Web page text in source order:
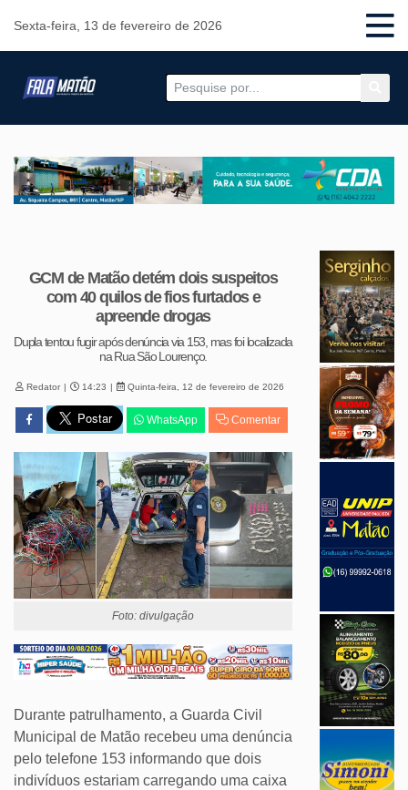
Sexta-feira, 13 de fevereiro de 2026
GCM de Matão detém dois suspeitos
com 40 quilos de fios furtados e
apreende drogas
Dupla tentou fugir após denúncia via 153, mas foi localizada
na Rua São Lourenço.
Redator 14:23 Quinta-feira, 12 de fevereiro de 2026
WhatsApp Comentar
Foto: divulgação
Durante patrulhamento, a Guarda Civil
Municipal de Matão recebeu uma denúncia
pelo telefone 153 informando que dois
indivíduos estariam carregando uma caixa